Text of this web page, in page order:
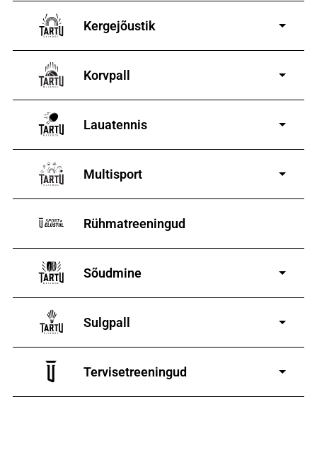
Kergejõustik
Korvpall
Lauatennis
poistele ja tüdrukutele
Multisport
Rühmatreeningud
Sõudmine
poistele ja tüdrukutele
Sulgpall
ja tüdrukutele
Tervisetreeningud